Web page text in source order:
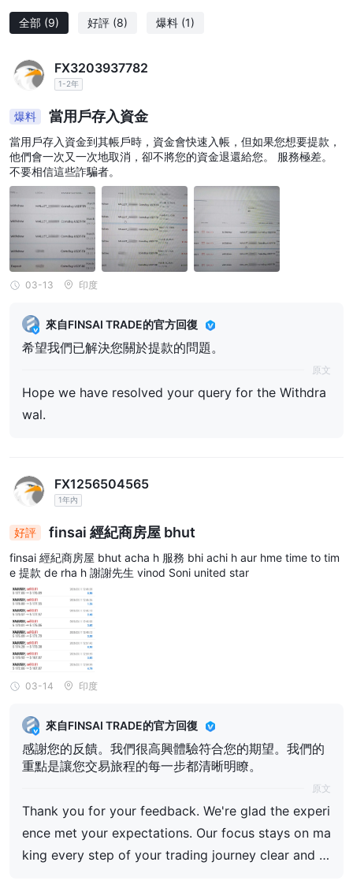
全部 (9) 好評 (8) 爆料 (1)
FX3203937782
1-2年
爆料 當用戶存入資金
當用戶存入資金到其帳戶時，資金會快速入帳，但如果您想要提款，
他們會一次又一次地取消，卻不將您的資金退還給您。 服務極差。
不要相信這些詐騙者。
03-13 印度
來自FINSAI TRADE的官方回復
希望我們已解決您關於提款的問題。
原文
Hope we have resolved your query for the Withdra
wal.
FX1256504565
1年內
好評 finsai 經紀商房屋 bhut
finsai 經紀商房屋 bhut acha h 服務 bhi achi h aur hme time to tim
e 提款 de rha h 謝謝先生 vinod Soni united star
03-14 印度
來自FINSAI TRADE的官方回復
感謝您的反饋。我們很高興體驗符合您的期望。我們的
重點是讓您交易旅程的每一步都清晰明瞭。
原文
Thank you for your feedback. We're glad the experi
ence met your expectations. Our focus stays on ma
king every step of your trading journey clear and st